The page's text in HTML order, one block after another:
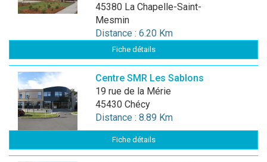
45380 La Chapelle-Saint-
Mesmin
Distance : 6.20 Km
Fiche détails
Centre SMR Les Sablons
19 rue de la Mérie
45430 Chécy
Distance : 8.89 Km
Fiche détails